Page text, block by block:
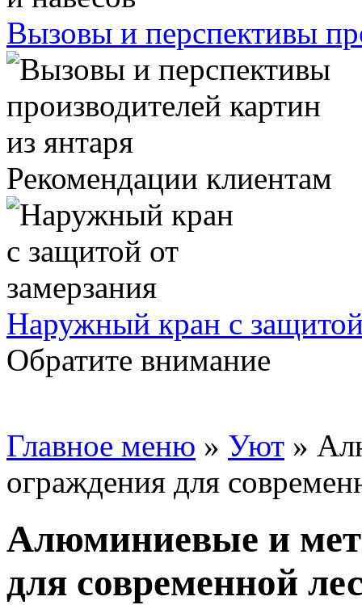
Вызовы и перспективы
Рекомендации клиентам
Наружный кран с
Обратите внимание
Главное меню » Уют »
ограждения для
Алюминиевые и
для современной